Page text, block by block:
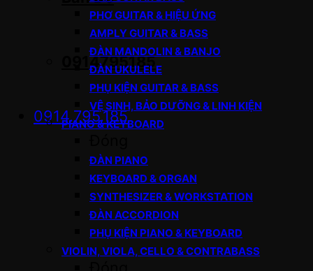
0914795185
0914.795.185
PHƠ GUITAR & HIỆU ỨNG
AMPLY GUITAR & BASS
ĐÀN MANDOLIN & BANJO
ĐÀN UKULELE
PHỤ KIỆN GUITAR & BASS
VỆ SINH, BẢO DƯỠNG & LINH KIỆN
PIANO & KEYBOARD
ĐÀN PIANO
KEYBOARD & ORGAN
SYNTHESIZER & WORKSTATION
ĐÀN ACCORDION
PHỤ KIỆN PIANO & KEYBOARD
VIOLIN, VIOLA, CELLO & CONTRABASS